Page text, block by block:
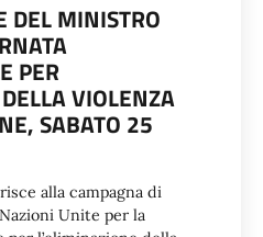
DEL MINISTRO
PER
VIOLENZA
SABATO 25
alla campagna di
Unite per la